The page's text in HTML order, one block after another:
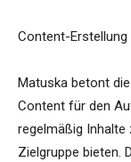
Content-
Matuska betont
Content für den
regelmäßig Inhalte
Zielgruppe bieten.